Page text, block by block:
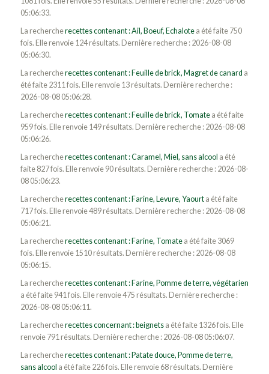
05:06:33.
La rechercherecettes contenant : Ail, Boeuf, Echalotea été faite 750
fois. Elle renvoie 124 résultats. Dernière recherche : 2026-08-08
05:06:30.
La rechercherecettes contenant : Feuille de brick, Magret de canard a
été faite 2311 fois. Elle renvoie 13 résultats. Dernière recherche :
2026-08-08 05:06:28.
La rechercherecettes contenant : Feuille de brick, Tomatea été faite
959 fois. Elle renvoie 149 résultats. Dernière recherche : 2026-08-08
05:06:26.
La rechercherecettes contenant : Caramel, Miel, sans alcool a été
faite 827 fois. Elle renvoie 90 résultats. Dernière recherche : 2026-08-
08 05:06:23.
La rechercherecettes contenant : Farine, Levure, Yaourta été faite
717 fois. Elle renvoie 489 résultats. Dernière recherche : 2026-08-08
05:06:21.
La rechercherecettes contenant : Farine, Tomatea été faite 3069
fois. Elle renvoie 1510 résultats. Dernière recherche : 2026-08-08
05:06:15.
La rechercherecettes contenant : Farine, Pomme de terre, végétarien
a été faite 941 fois. Elle renvoie 475 résultats. Dernière recherche :
2026-08-08 05:06:11.
La rechercherecettes concernant : beignetsa été faite 1326 fois. Elle
renvoie 791 résultats. Dernière recherche : 2026-08-08 05:06:07.
La rechercherecettes contenant : Patate douce, Pomme de terre,
sans alcool a été faite 226 fois. Elle renvoie 68 résultats. Dernière